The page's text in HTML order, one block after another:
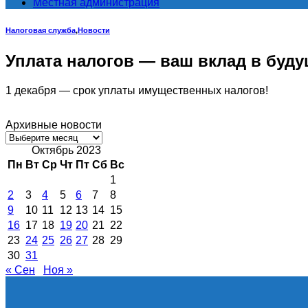
Местная администрация
Налоговая служба,Новости
Уплата налогов — ваш вклад в
1 декабря — срок уплаты имущественных налогов!
Архивные новости
Архивные
новостиОктябрь 2023
Пн Вт Ср Чт Пт Сб Вс
1
2
3 4 5 6 7
8
9
10 11 12 13 14 15
16 17 18 19 20 21 22
23 24 25 26 27 28 29
30 31
« Сен
Ноя »